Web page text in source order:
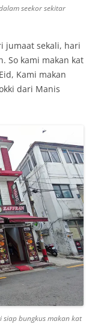
seekor sekitar
jumaat sekali, hari
So kami makan kat
Kami makan
dari Manis
siap bungkus makan kat